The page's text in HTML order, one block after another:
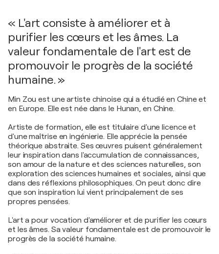
« L'art consiste à améliorer et à
purifier les cœurs et les âmes. La
valeur fondamentale de l'art est de
promouvoir le progrès de la société
humaine. »
Min Zou est une artiste chinoise qui a étudié en Chine et
en Europe. Elle est née dans le Hunan, en Chine.
Artiste de formation, elle est titulaire d'une licence et
d'une maîtrise en ingénierie. Elle apprécie la pensée
théorique abstraite. Ses œuvres puisent généralement
leur inspiration dans l'accumulation de connaissances,
son amour de la nature et des sciences naturelles, son
exploration des sciences humaines et sociales, ainsi que
dans des réflexions philosophiques. On peut donc dire
que son inspiration lui vient principalement de ses
propres pensées.
L'art a pour vocation d'améliorer et de purifier les cœurs
et les âmes. Sa valeur fondamentale est de promouvoir le
progrès de la société humaine.